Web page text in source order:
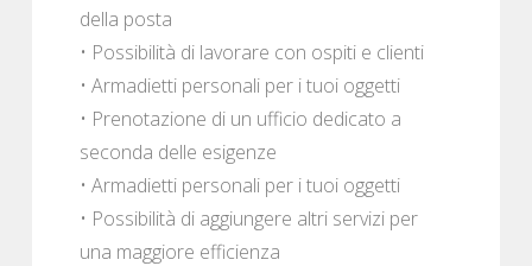
della posta
• Possibilità di lavorare con ospiti e clienti
• Armadietti personali per i tuoi oggetti
• Prenotazione di un ufficio dedicato a
seconda delle esigenze
• Armadietti personali per i tuoi oggetti
• Possibilità di aggiungere altri servizi per
una maggiore efficienza